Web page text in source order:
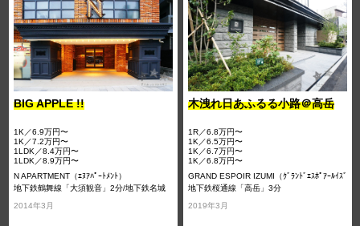
BIG APPLE !!
1K／6.9万円〜
1K／7.2万円〜
1LDK／8.4万円〜
1LDK／8.9万円〜
N APARTMENT（ｴﾇｱﾊﾟｰﾄﾒﾝﾄ）
地下鉄鶴舞線「大須観音」2分/地下鉄名城
2014年3月
木洩れ日あふるる小路＠高岳
1R／6.8万円〜
1K／6.5万円〜
1K／6.7万円〜
1K／6.8万円〜
GRAND ESPOIR IZUMI（ｸﾞﾗﾝﾄﾞｴｽﾎﾟｱｰﾙｲｽﾞ
ﾐ）
地下鉄桜通線「高岳」3分
2019年3月